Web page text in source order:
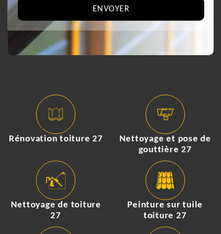
Rénovation toiture 27
Nettoyage et pose de
gouttière 27
Nettoyage de toiture
27
Peinture sur tuile
toiture 27